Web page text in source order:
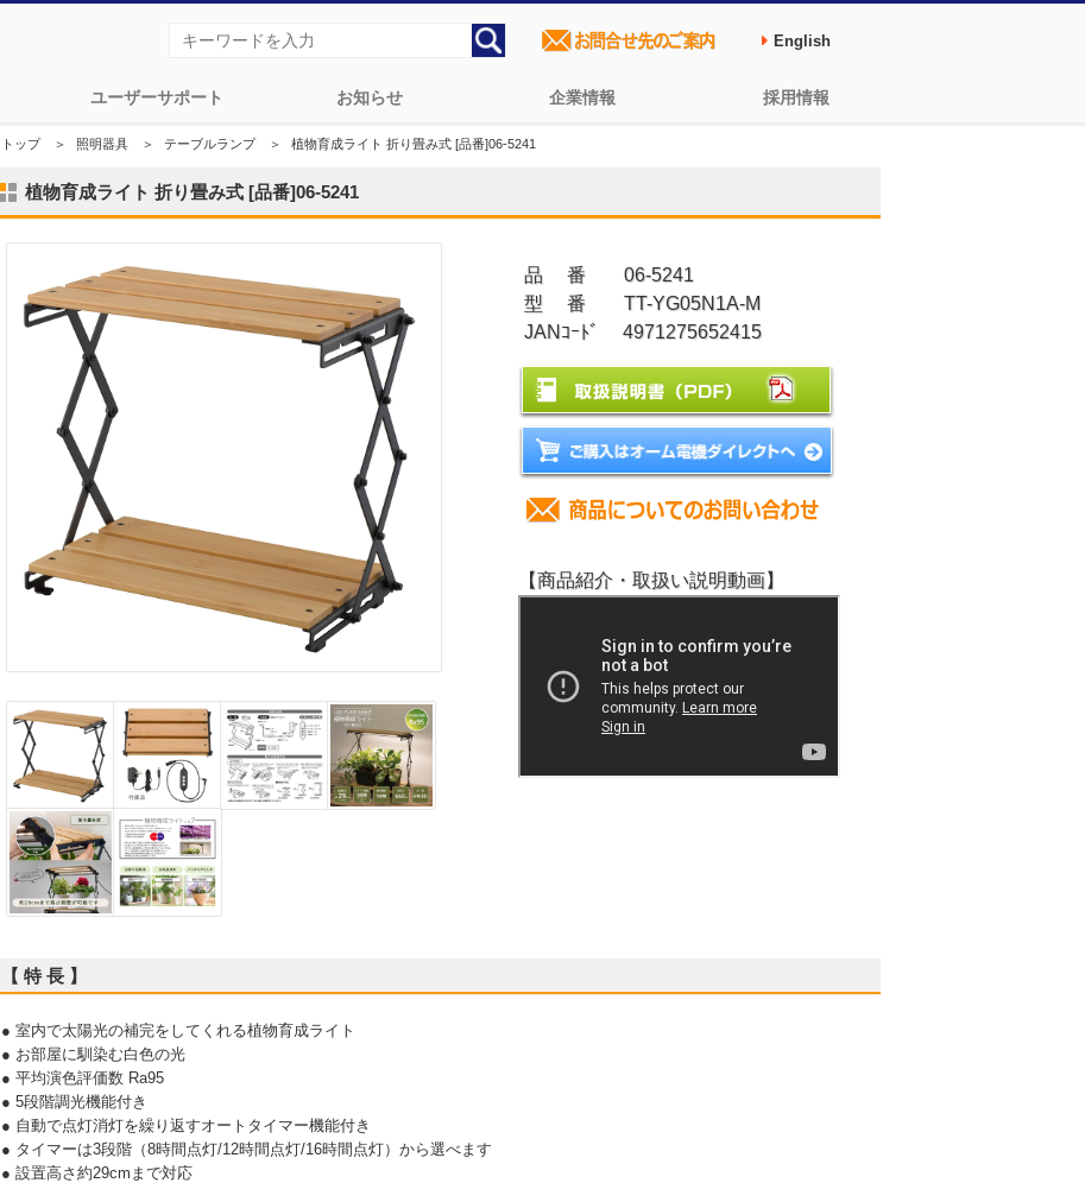
ユーザーサポート お知らせ 企業情報 採用情報
English
トップ＞ 照明器具 ＞ テーブルランプ＞ 植物育成ライト 折り畳み式 [品番]06-5241
植物育成ライト 折り畳み式 [品番]06-5241
品 番 06-5241
型 番 TT-YG05N1A-M
JANｺｰﾄﾞ 4971275652415
【商品紹介・取扱い説明動画】
【 特 長 】
● 室内で太陽光の補完をしてくれる植物育成ライト
● お部屋に馴染む白色の光
● 平均演色評価数 Ra95
● 5段階調光機能付き
● 自動で点灯消灯を繰り返すオートタイマー機能付き
● タイマーは3段階（8時間点灯/12時間点灯/16時間点灯）から選べます
● 設置高さ約29cmまで対応